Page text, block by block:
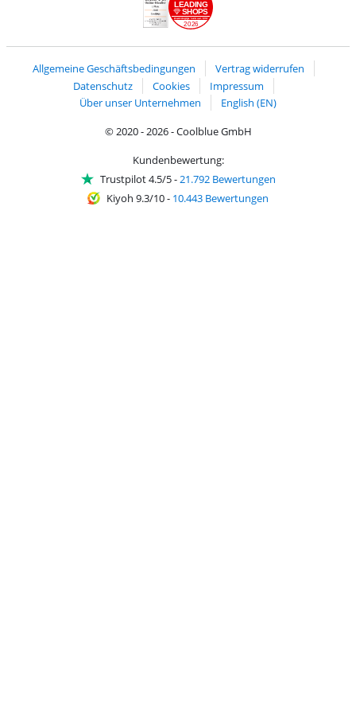
2026
LEADING
SHOPS
Allgemeine Geschäftsbedingungen
Vertrag widerrufen
Datenschutz
Cookies
Impressum
Über unser Unternehmen
English (EN)
© 2020 - 2026 - Coolblue GmbH
Kundenbewertung:
Trustpilot 4.5/5-21.792 Bewertungen
Kiyoh 9.3/10- 10.443 Bewertungen